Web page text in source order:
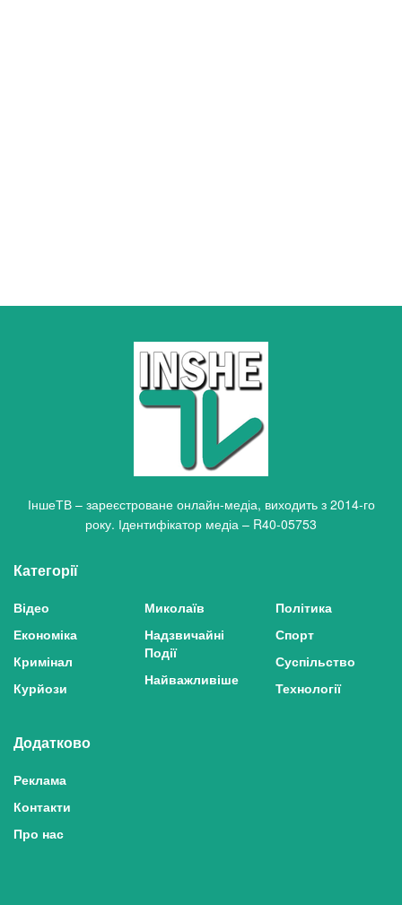
ІншеТВ – зареєстроване онлайн-медіа, виходить з 2014-го
року. Ідентифікатор медіа – R40-05753
Категорії
Відео
Економіка
Кримінал
Курйози
Миколаїв
Надзвичайні
Події
Найважливіше
Політика
Спорт
Суспільство
Технології
Додатково
Реклама
Контакти
Про нас